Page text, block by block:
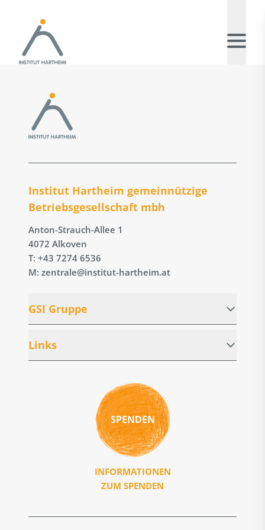
Institut Hartheim gemeinnützige
Betriebs­gesellschaft mbh
Anton-Strauch-Allee 1
4072 Alkoven
T: +43 7274 6536
M: zentrale@institut-hartheim.at
GSI Gruppe
Links
SPENDEN
INFORMATIONEN
ZUM SPENDEN